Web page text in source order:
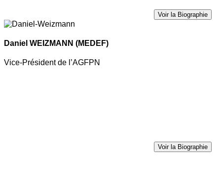
Voir la Biographie
Daniel WEIZMANN (MEDEF)
Vice-Président de l’AGFPN
Voir la Biographie